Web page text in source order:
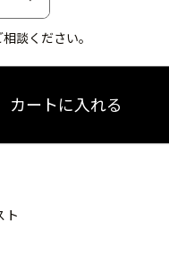
談ください。
カートに入れる
ト